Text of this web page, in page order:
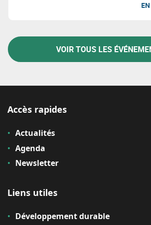
VOIR TOUS LES
Accès rapides
Actualités
Agenda
Newsletter
Liens utiles
Développement durable